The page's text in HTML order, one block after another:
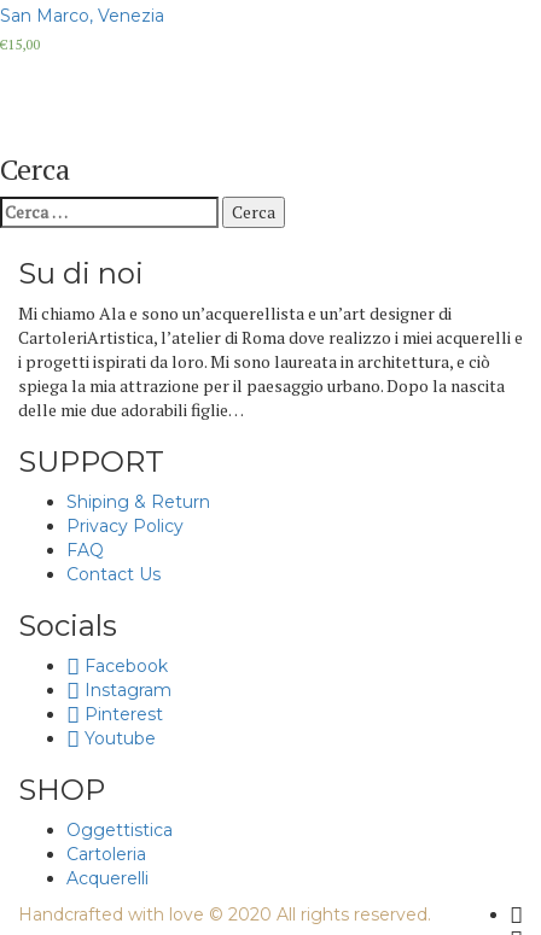
San Marco, Venezia
€15,00
Cerca
Ricerca
per:
Su di noi
Mi chiamo Ala e sono un’acquerellista e un’art designer di
CartoleriArtistica, l’atelier di Roma dove realizzo i miei acquerelli e
i progetti ispirati da loro. Mi sono laureata in architettura, e ciò
spiega la mia attrazione per il paesaggio urbano. Dopo la nascita
delle mie due adorabili figlie…
SUPPORT
Shiping & Return
Privacy Policy
FAQ
Contact Us
Socials
Facebook
Instagram
Pinterest
Youtube
SHOP
Oggettistica
Cartoleria
Acquerelli
Handcrafted with love © 2020 All rights reserved.